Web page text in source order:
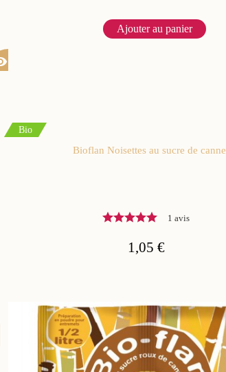
Ajouter au panier
Bio
Bioflan Noisettes au sucre de canne
1 avis
1,05 €